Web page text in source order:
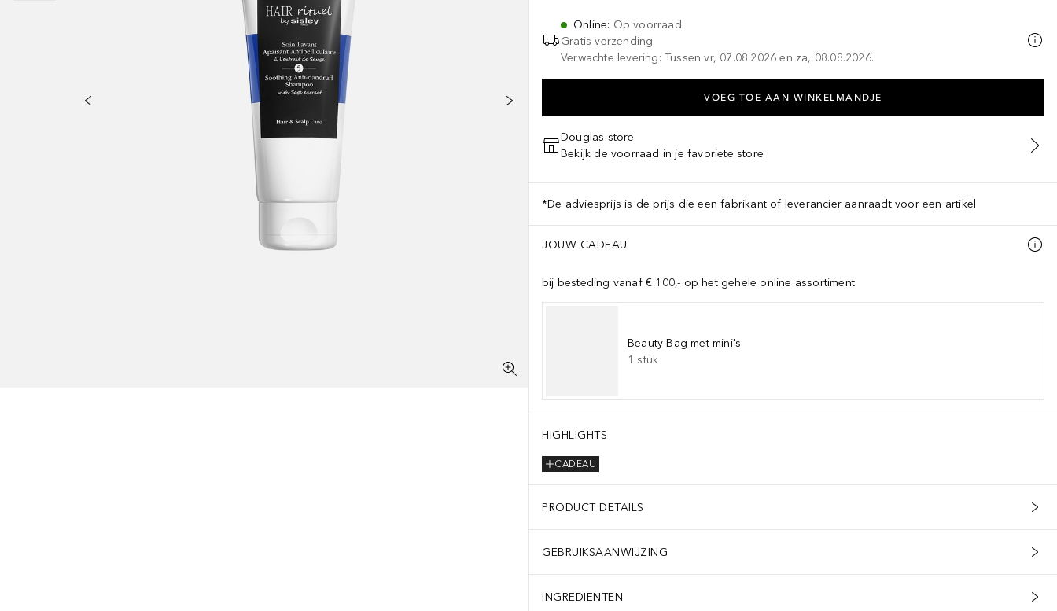
Online: Op voorraad
Gratis verzending
Verwachte levering: Tussen vr, 07.08.2026 en za, 08.08.2026.
VOEG TOE AAN WINKELMANDJE
Douglas-store
Bekijk de voorraad in je favoriete store
*De adviesprijs is de prijs die een fabrikant of leverancier aanraadt voor een artikel
JOUW CADEAU
bij besteding vanaf € 100,- op het gehele online assortiment
Beauty Bag met mini's
1 stuk
HIGHLIGHTS
CADEAU
PRODUCT DETAILS
GEBRUIKSAANWIJZING
INGREDIËNTEN